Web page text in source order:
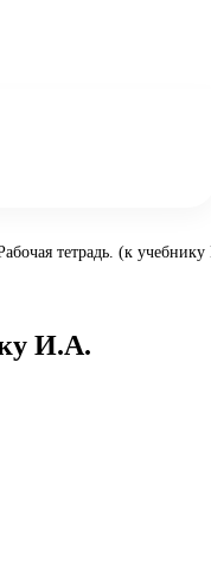
тетрадь. (к
И.А.